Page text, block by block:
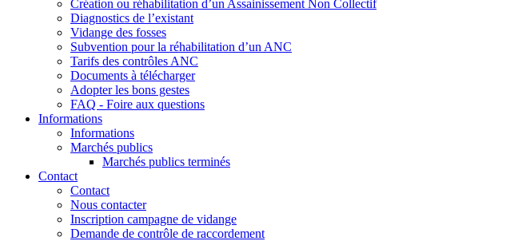
Création ou réhabilitation d’un Assainissement Non Collectif
Diagnostics de l’existant
Vidange des fosses
Subvention pour la réhabilitation d’un ANC
Tarifs des contrôles ANC
Documents à télécharger
Adopter les bons gestes
FAQ - Foire aux questions
Informations
Informations
Marchés publics
Marchés publics terminés
Contact
Contact
Nous contacter
Inscription campagne de vidange
Demande de contrôle de raccordement